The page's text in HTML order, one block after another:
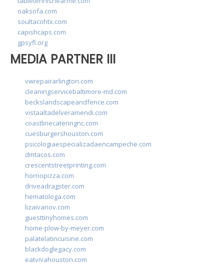
oaksofa.com
soultacohtx.com
capishcaps.com
gpsyfl.org
MEDIA PARTNER III
vwrepairarlington.com
cleaningservicebaltimore-md.com
beckslandscapeandfence.com
vistaaltadelveramendi.com
coastlinecateringnc.com
cuesburgershouston.com
psicologiaespecializadaencampeche.com
dmtacos.com
crescentstreetprinting.com
hornopizza.com
driveadragster.com
hematologa.com
lizaivanov.com
guesttinyhomes.com
home-plow-by-meyer.com
palatelatincuisine.com
blackdoglegacy.com
eatvivahouston.com